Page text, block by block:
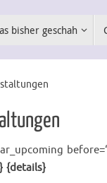
bisher geschah
{details}